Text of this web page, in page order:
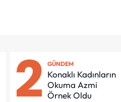
2 GÜNDEM
Konaklı Kadınların
Okuma Azmi
Örnek Oldu